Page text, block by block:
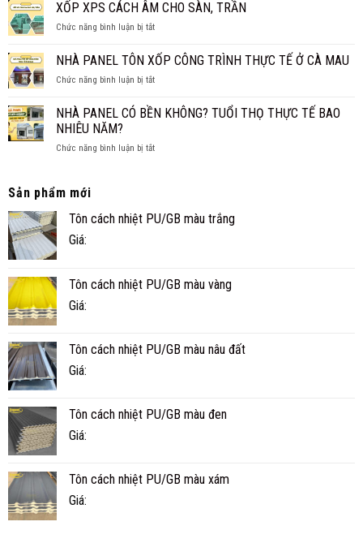
NHIỆT
TRẦN
THỐNG?
PANEL
4
GIA
NHỎ
NHANH
NGHI
XỐP XPS CÁCH ÂM CHO SÀN, TRẦN
Chức năng bình luận bị tắtở
XPS
CÁCH
ÂM
SÀN,
NHÀ PANEL TÔN XỐP CÔNG TRÌNH THỰC TẾ Ở CÀ MAU
Chức năng bình luận bị tắtở
PANEL
TÔN
CÔNG
CÀ
NHÀ PANEL CÓ BỀN KHÔNG? TUỔI THỌ THỰC TẾ BAO
NHIÊU NĂM?
Chức năng bình luận bị tắtở
KHÔNG?
BAO
Sản phẩm mới
Tôn cách nhiệt PU/GB màu trắng
Giá:
Tôn cách nhiệt PU/GB màu vàng
Giá:
Tôn cách nhiệt PU/GB màu nâu đất
Giá:
Tôn cách nhiệt PU/GB màu đen
Giá:
Tôn cách nhiệt PU/GB màu xám
Giá: